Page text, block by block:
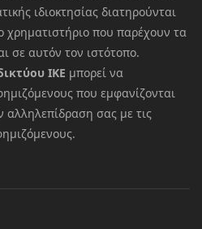
ιδιοκτησίας διατηρούνται
χρηματιστήριο που παρέχουν τα
σε αυτόν τον ιστότοπο.
ΙΚΕ μπορεί να
που εμφανίζονται
αλληλεπίδραση σας με τις